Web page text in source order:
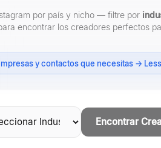
por país y nicho — filtre por
encontrar los creadores perfectos
y contactos que necesitas →
Encontrar